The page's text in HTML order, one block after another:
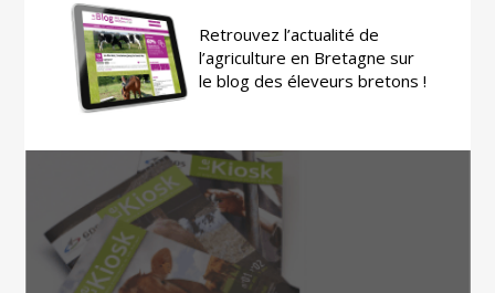
Retrouvez l’actualité de
l’agriculture en Bretagne sur
le blog des éleveurs bretons !